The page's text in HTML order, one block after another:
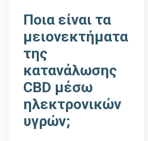
Ποια είναι τα
μειονεκτήματα
της
κατανάλωσης
CBD μέσω
ηλεκτρονικών
υγρών;